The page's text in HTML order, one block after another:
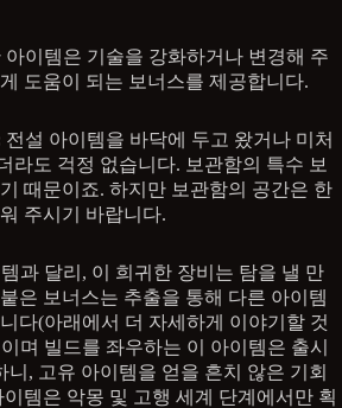
아이템은 기술을 강화하거나 변경해 주
도움이 되는 보너스를 제공합니다.
전설 아이템을 바닥에 두고 왔거나 미처
라도 걱정 없습니다. 보관함의 특수 보
때문이죠. 하지만 보관함의 공간은 한
주시기 바랍니다.
과 달리, 이 희귀한 장비는 탐을 낼 만
은 보너스는 추출을 통해 다른 아이템
다(아래에서 더 자세하게 이야기할 것
며 빌드를 좌우하는 이 아이템은 출시
, 고유 아이템을 얻을 흔치 않은 기회
템은 악몽 및 고행 세계 단계에서만 획